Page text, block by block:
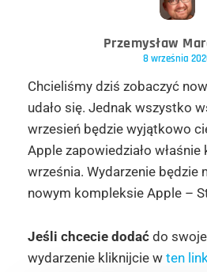
Przemysław
8 września
Chcieliśmy dziś zobaczyć
udało się. Jednak wszystko
wrzesień będzie wyjątkowo
Apple zapowiedziało
września. Wydarzenie będzie
nowym kompleksie Apple –
Jeśli chcecie dodaćdo
wydarzenie kliknijcie w ten link